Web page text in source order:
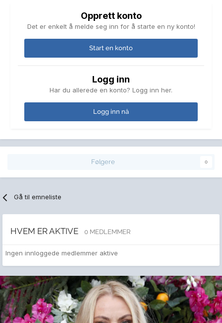
Opprett konto
Det er enkelt å melde seg inn for å starte en ny konto!
Start en konto
Logg inn
Har du allerede en konto? Logg inn her.
Logg inn nå
Følgere 0
Gå til emneliste
HVEM ER AKTIVE 0 MEDLEMMER
Ingen innloggede medlemmer aktive